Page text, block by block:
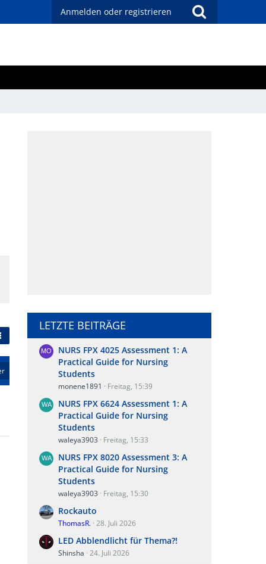
Anmelden oder registrieren
LETZTE BEITRÄGE
NURS FPX 4025 Assessment 1: A
Practical Guide for Nursing
Students
monene1891 Freitag, 15:39
NURS FPX 6624 Assessment 1: A
Practical Guide for Nursing
Students
waleya3903 Freitag, 15:33
NURS FPX 8020 Assessment 3: A
Practical Guide for Nursing
Students
waleya3903 Freitag, 15:30
Rockauto
ThomasR. 28. Juli 2026
LED Abblendlicht für Thema?!
Shinsha 24. Juli 2026